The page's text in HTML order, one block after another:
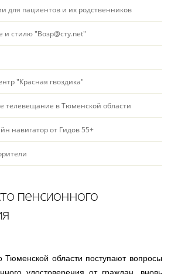
для пациентов и их родственников
и стилю "Возр@сту.net"
"Красная гвоздика"
телевещание в Тюменской области
навигатор от Гидов 55+
пенсионного
области поступают вопросы
удостоверения от граждан, вновь